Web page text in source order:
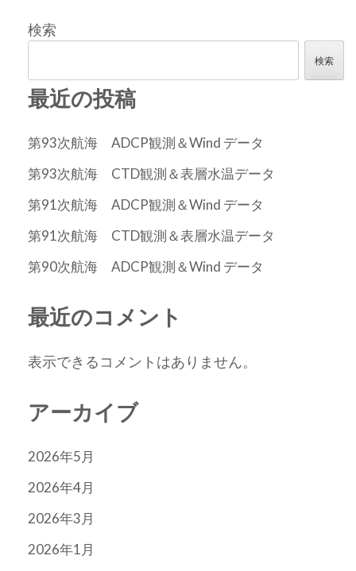
検索
検索
最近の投稿
第93次航海 ADCP観測＆Wind データ
第93次航海 CTD観測＆表層水温データ
第91次航海 ADCP観測＆Wind データ
第91次航海 CTD観測＆表層水温データ
第90次航海 ADCP観測＆Wind データ
最近のコメント
表示できるコメントはありません。
アーカイブ
2026年5月
2026年4月
2026年3月
2026年1月